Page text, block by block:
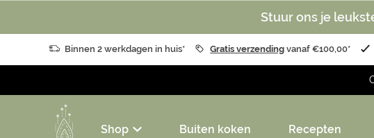
Stuur ons je
Binnen 2 werkdagen in huis* Gratis verzending vanaf €100,00*
Shop Buiten koken Recepten